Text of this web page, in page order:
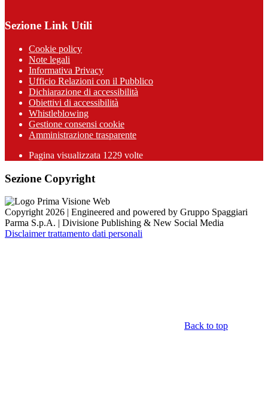
Sezione Link Utili
Cookie policy
Note legali
Informativa Privacy
Ufficio Relazioni con il Pubblico
Dichiarazione di accessibilità
Obiettivi di accessibilità
Whistleblowing
Gestione consensi cookie
Amministrazione trasparente
Pagina visualizzata 1229 volte
Sezione Copyright
Copyright 2026 | Engineered and powered by Gruppo Spaggiari
Parma S.p.A. | Divisione Publishing & New Social Media
Disclaimer trattamento dati personali
Back to top